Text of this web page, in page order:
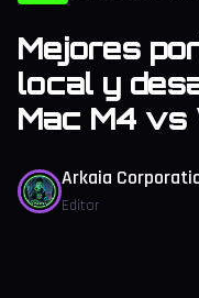
Mejores
local y
Mac M4
Arkaia
Editor